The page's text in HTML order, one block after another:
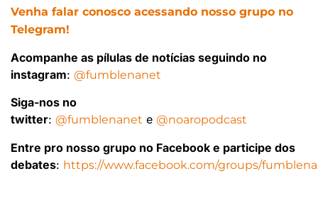
Venha falar conosco acessando nosso grupo no
Telegram!
Acompanhe as pílulas de notícias seguindo no
instagram: @fumblenanet
Siga-nos no
twitter: @fumblenanet e @noaropodcast
Entre pro nosso grupo no Facebook e participe dos
debates: https://www.facebook.com/groups/